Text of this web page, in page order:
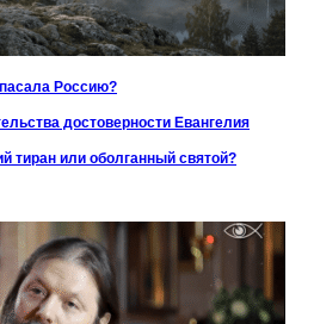
Россию?
достоверности Евангелия
тиран или оболганный святой?